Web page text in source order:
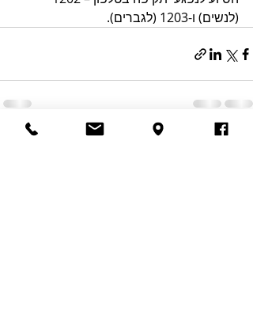
(לנשים) ו-1203 (לגברים).